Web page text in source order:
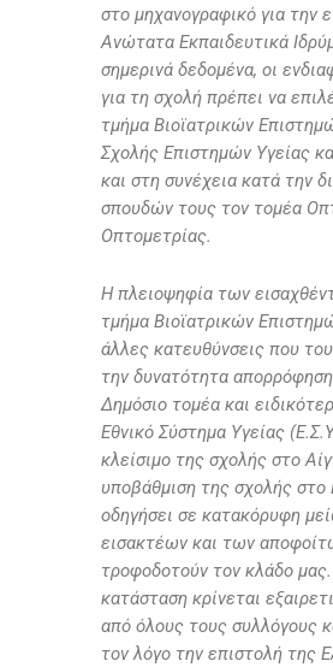
στο μηχανογραφικό για την
Ανώτατα Εκπαιδευτικά
σημερινά δεδομένα, οι
για τη σχολή πρέπει να
τμήμα Βιοϊατρικών
Σχολής Επιστημών Υγείας
και στη συνέχεια κατά την
σπουδών τους τον τομέα
Οπτομετρίας.
Η πλειοψηφία των
τμήμα Βιοϊατρικών
άλλες κατευθύνσεις που
την δυνατότητα
Δημόσιο τομέα και
Εθνικό Σύστημα Υγείας
κλείσιμο της σχολής στο
υποβάθμιση της σχολής
οδηγήσει σε κατακόρυφη
εισακτέων και των
τροφοδοτούν τον κλάδο
κατάσταση κρίνεται
από όλους τους συλλόγους
τον λόγο την επιστολή της